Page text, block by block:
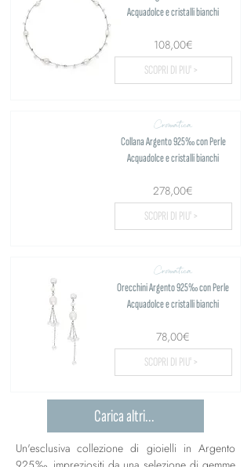
Acquadolce e cristalli bianchi
108,00€
SCOPRI DI PIU' >
Cromatica
Collana Argento 925‰ con Perle
Acquadolce e cristalli bianchi
278,00€
SCOPRI DI PIU' >
Cromatica
Orecchini Argento 925‰ con Perle
Acquadolce e cristalli bianchi
78,00€
SCOPRI DI PIU' >
Carica altri...
Un'esclusiva collezione di gioielli in Argento